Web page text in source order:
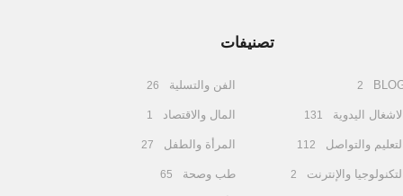
تصنيفات
2
الاشغال اليدوية 131
التعليم والتواصل 112
التكنولوجيا والإنترنت 2
الفن والتسلية 26
المال والاقتصاد 1
المرأة والطفل 27
طب وصحة 65